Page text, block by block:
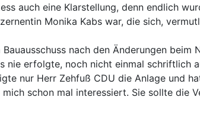
auch eine Klarstellung, denn endlich
Monika Kabs war, die sich,
nach den Änderungen
nie erfolgte, noch nicht einmal schriftlich
nur Herr Zehfuß CDU die Anlage und
schon mal interessiert. Sie sollte die